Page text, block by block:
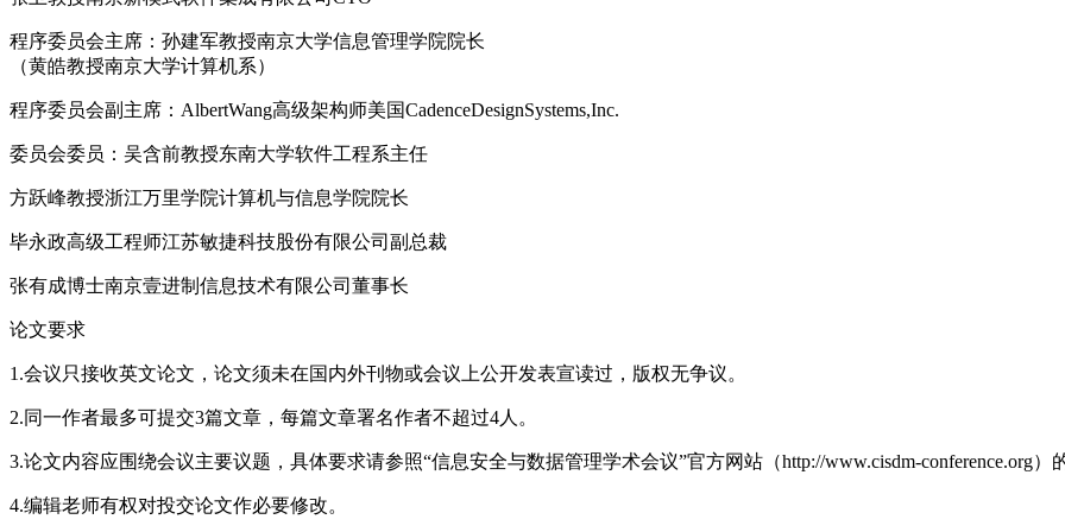
程序委员会主席：孙建军教授南京大学信息管理学院院长
（黄皓教授南京大学计算机系）
程序委员会副主席：AlbertWang高级架构师美国CadenceDesignSystems,Inc.
委员会委员：吴含前教授东南大学软件工程系主任
方跃峰教授浙江万里学院计算机与信息学院院长
毕永政高级工程师江苏敏捷科技股份有限公司副总裁
张有成博士南京壹进制信息技术有限公司董事长
论文要求
1.会议只接收英文论文，论文须未在国内外刊物或会议上公开发表宣读过，版权无争议。
2.同一作者最多可提交3篇文章，每篇文章署名作者不超过4人。
3.论文内容应围绕会议主要议题，具体要求请参照“信息安全与数据管理学术会议”官方网站（http://www.cisdm-conference.org）
4.编辑老师有权对投交论文作必要修改。